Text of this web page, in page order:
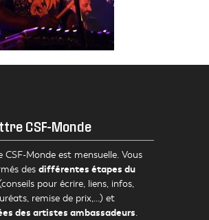
CSF-Monde
CSF-Monde est mensuelle. Vous
des différentes étapes du
pour écrire, liens, infos,
remise de prix,…) et
des artistes ambassadeurs.